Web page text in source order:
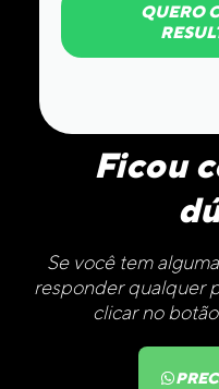
QUERO
Ficou
Se você tem
responder qualquer
clicar no